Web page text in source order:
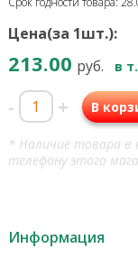
Цена(за 1шт.):
213.00 руб. в
- + В
* Наличие товара в
телефону этого
Информация